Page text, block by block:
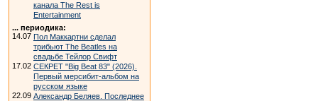
канала The Rest is
Entertainment
... периодика:
14.07 Пол Маккартни сделал
трибьют The Beatles на
свадьбе Тейлор Свифт
17.02 СЕКРЕТ "Big Beat 83" (2026).
Первый мерсибит-альбом на
русском языке
22.09 Александр Беляев. Последнее